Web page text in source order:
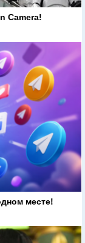
Camera!
месте!